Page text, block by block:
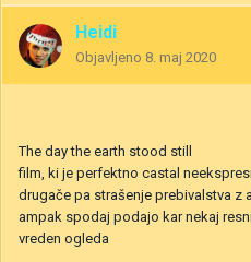
Heidi
Objavljeno 8. maj 2020
The day the earth stood still
film, ki je perfektno castal
drugače pa strašenje prebivalstva z
ampak spodaj podajo kar nekaj
vreden ogleda